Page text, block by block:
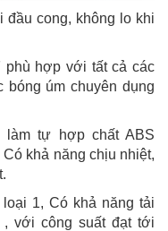
cong, không lo khi
hợp với tất cả các
bóng úm chuyên dụng
tự hợp chất ABS
khả năng chịu nhiệt,
1, Có khả năng tải
với công suất đạt tới